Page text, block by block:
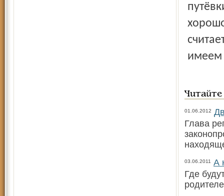
имеем
01.06.2012
Глава
03.06.2011
А
Где